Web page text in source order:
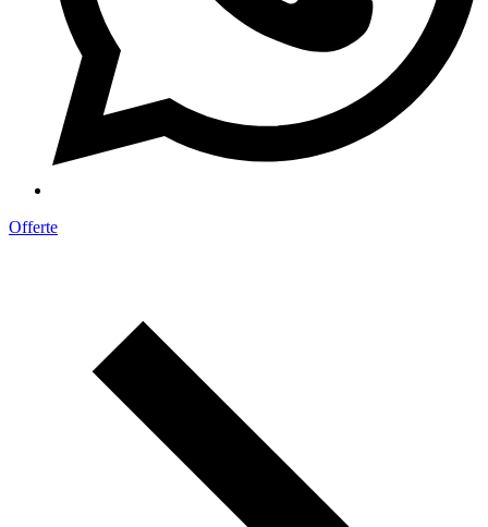
Offerte